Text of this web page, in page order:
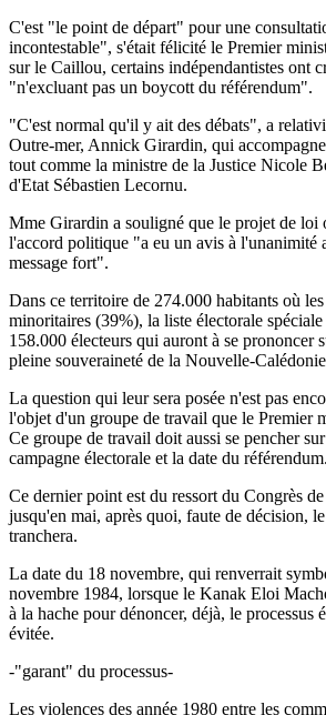
C'est "le point de départ" pour une
incontestable", s'était félicité le Premier
sur le Caillou, certains indépendantistes ont
"n'excluant pas un boycott du référendum".
"C'est normal qu'il y ait des débats", a
Outre-mer, Annick Girardin, qui
tout comme la ministre de la Justice Nicole
d'Etat Sébastien Lecornu.
Mme Girardin a souligné que le projet de loi
l'accord politique "a eu un avis à l'unanimité
message fort".
Dans ce territoire de 274.000 habitants où
minoritaires (39%), la liste électorale
158.000 électeurs qui auront à se prononcer
pleine souveraineté de la Nouvelle-
La question qui leur sera posée n'est pas
l'objet d'un groupe de travail que le Premier
Ce groupe de travail doit aussi se pencher
campagne électorale et la date du référendum.
Ce dernier point est du ressort du Congrès
jusqu'en mai, après quoi, faute de décision,
tranchera.
La date du 18 novembre, qui renverrait
novembre 1984, lorsque le Kanak Eloi
à la hache pour dénoncer, déjà, le processus
évitée.
-"garant" du processus-
Les violences des année 1980 entre les